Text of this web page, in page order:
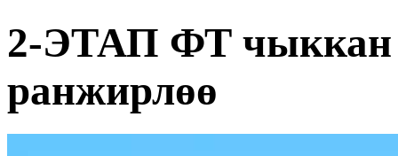
2-ЭТАП ФТ чыккан
ранжирлөө